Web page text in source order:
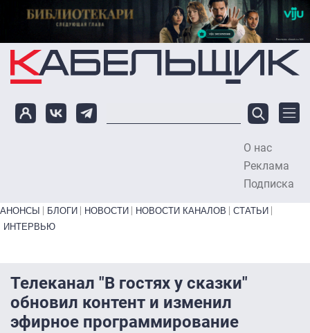
Перейти к основному содержанию
О нас
Реклама
Подписка
Primary links bottom
АНОНСЫ БЛОГИ НОВОСТИ НОВОСТИ КАНАЛОВ
СТАТЬИ
ИНТЕРВЬЮ
Телеканал "В гостях у сказки"
обновил контент и изменил
эфирное программирование